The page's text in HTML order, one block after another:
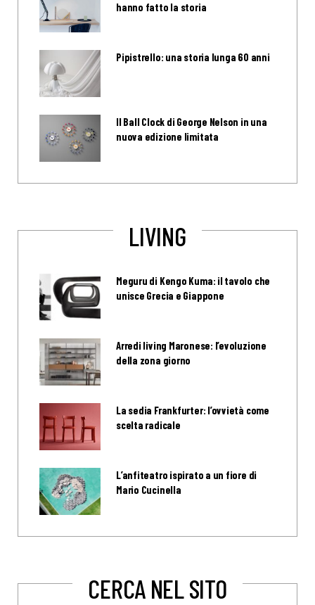
hanno fatto la storia
Pipistrello: una storia lunga 60 anni
Il Ball Clock di George Nelson in una
nuova edizione limitata
LIVING
Meguru di Kengo Kuma: il tavolo che
unisce Grecia e Giappone
Arredi living Maronese: l’evoluzione
della zona giorno
La sedia Frankfurter: l’ovvietà come
scelta radicale
L’anfiteatro ispirato a un fiore di
Mario Cucinella
CERCA NEL SITO